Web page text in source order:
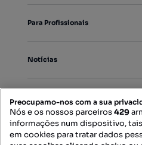
Para Profissionais
Notícias
Mapa do Site
Preocupamo-nos com a sua
Nós e os nossos parceiros429
informações num dispositivo,
em cookies para tratar dados